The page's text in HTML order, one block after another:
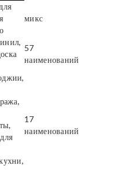
микс
57
наименований
17
наименований